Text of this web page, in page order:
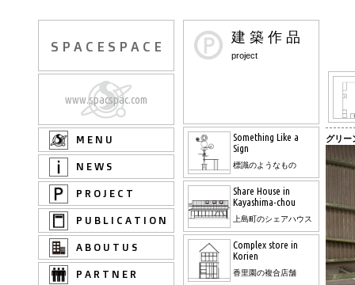
S P A C E S P A C E
www.spacspac.com
M E N U
N E W S
P R O J E C T
P U B L I C A T I O N
A B O U T U S
P A R T N E R
建 築 作 品
project
Something Like a
Sign
標識のようなもの
Share House in
Kayashima-chou
上島町のシェアハウス
Complex store in
Korien
香里園の複合店舗
グリー